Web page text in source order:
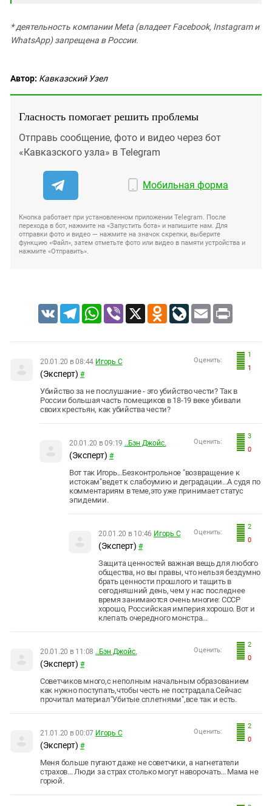
* деятельность компании Meta (владеет Facebook, Instagram и
WhatsApp) запрещена в России.
Автор: Кавказский Узел
Гласность помогает решить проблемы
Отправь сообщение, фото и видео через бот
«Кавказского узла» в Telegram
Мобильная форма
Кнопка работает при установленном приложении Telegram. После
перехода в бот, нажмите на «Запустить бота» и напишите нам. Для
отправки фото и видео — нажмите на значок скрепки, выберите
функцию «Файл», затем отметьте фото или видео в памяти устройства и
нажмите «Отправить».
VK TelegramWhatsApp
Viber X Odnoklassniki
LiveJournal
Email Print
1
1
Оценить:
20.01.20 в 08:44 Игорь С
(Эксперт) #
Убийство за не послушание - это убийство чести? Так в
России большая часть помещиков в 18-19 веке убивали
своих крестьян, как убийства чести?
3
0
Оценить:
20.01.20 в 09:19 ..Бэн Джойс.
(Эксперт) #
Вот так Игорь...Безконтрольное "возвращение к
истокам"ведет к слабоумию и деградации...А судя по
комментариям в теме,это уже принимает статус
эпидемии.
2
0
Оценить:
20.01.20 в 10:46 Игорь С
(Эксперт) #
Защита ценностей важная вещь для любого
общества, но вы правы, что нельзя бездумно
брать ценности прошлого и тащить в
сегодняшний день, чем у нас последнее
время занимаются очень многие: СССР
хорошо, Российская империя хорошо. Вот и
клепать очередного монстра...
2
0
Оценить:
20.01.20 в 11:08 ..Бэн Джойс.
(Эксперт) #
Советчиков много,с неполным начальным образованием
как нужно поступать,чтобы честь не пострадала.Сейчас
прочитал материал"Убитые сплетнями",все так и есть.
2
0
Оценить:
21.01.20 в 00:07 Игорь С
(Эксперт) #
Меня больше пугают даже не советчики, а нагнетатели
страхов... Люди за страх столько могут наворочать... Мама не
горюй.